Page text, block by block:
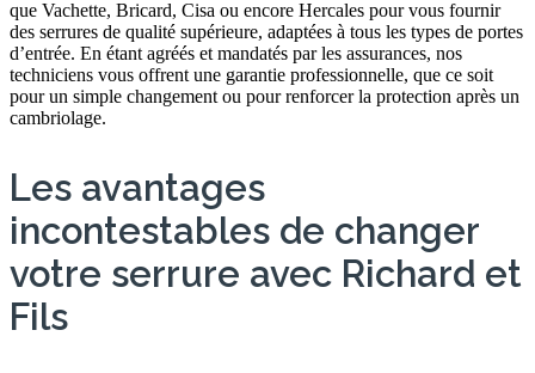
que Vachette, Bricard, Cisa ou encore Hercales pour vous fournir
des serrures de qualité supérieure, adaptées à tous les types de portes
d’entrée. En étant agréés et mandatés par les assurances, nos
techniciens vous offrent une garantie professionnelle, que ce soit
pour un simple changement ou pour renforcer la protection après un
cambriolage.
Les avantages
incontestables de changer
votre serrure avec Richard et
Fils